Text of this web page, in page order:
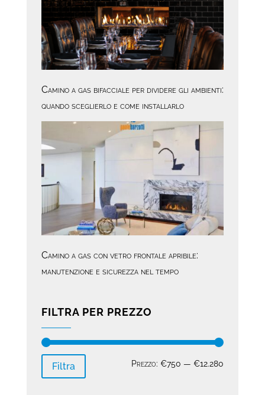
Camino a gas bifacciale per dividere gli ambienti:
quando sceglierlo e come installarlo
Camino a gas con vetro frontale apribile:
manutenzione e sicurezza nel tempo
FILTRA PER PREZZO
Filtra Prezzo:€750 —€12.280